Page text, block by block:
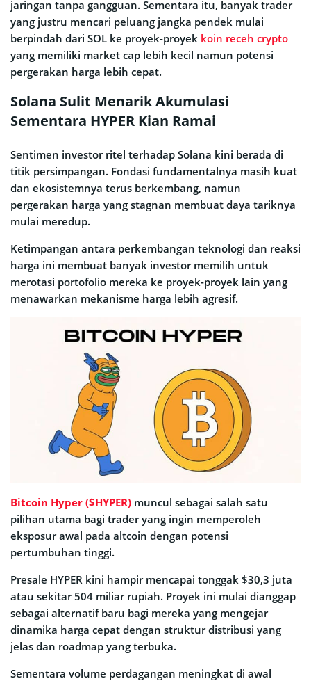
jaringan tanpa gangguan. Sementara itu, banyak trader
yang justru mencari peluang jangka pendek mulai
berpindah dari SOL ke proyek-proyek koin receh crypto
yang memiliki market cap lebih kecil namun potensi
pergerakan harga lebih cepat.
Solana Sulit Menarik Akumulasi
Sementara HYPER Kian Ramai
Sentimen investor ritel terhadap Solana kini berada di
titik persimpangan. Fondasi fundamentalnya masih kuat
dan ekosistemnya terus berkembang, namun
pergerakan harga yang stagnan membuat daya tariknya
mulai meredup.
Ketimpangan antara perkembangan teknologi dan reaksi
harga ini membuat banyak investor memilih untuk
merotasi portofolio mereka ke proyek-proyek lain yang
menawarkan mekanisme harga lebih agresif.
Bitcoin Hyper ($HYPER) muncul sebagai salah satu
pilihan utama bagi trader yang ingin memperoleh
eksposur awal pada altcoin dengan potensi
pertumbuhan tinggi.
Presale HYPER kini hampir mencapai tonggak $30,3 juta
atau sekitar 504 miliar rupiah. Proyek ini mulai dianggap
sebagai alternatif baru bagi mereka yang mengejar
dinamika harga cepat dengan struktur distribusi yang
jelas dan roadmap yang terbuka.
Sementara volume perdagangan meningkat di awal